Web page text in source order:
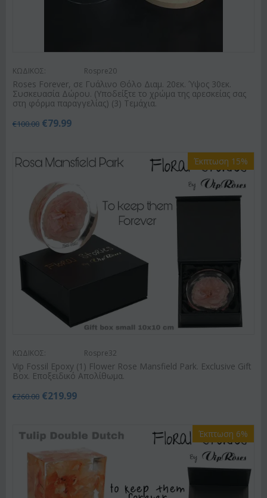
ΚΩΔΙΚΟΣ: Rospre20
Roses Forever, σε Γυάλινο Θόλο Διαμ. 20εκ. Ύψος 30εκ.
Συσκευασία Δώρου. (Υποδείξτε το χρώμα της αρεσκείας σας
στη φόρμα παραγγελίας) (3) Τεμάχια.
€100.00 €79.99
Έκπτωση 15%
ΚΩΔΙΚΟΣ: Rospre32
Vip Fossil Epoxy (1) Flower Rose Mansfield Park. Exclusive Gift
Box. Εποξειδικό Απολίθωμα.
€260.00 €219.99
Έκπτωση 6%